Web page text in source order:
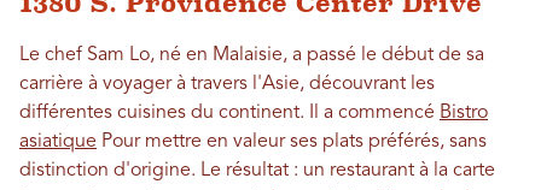
Le chef Sam Lo, né en Malaisie, a passé le début de sa
carrière à voyager à travers l'Asie, découvrant les
différentes cuisines du continent. Il a commencé Bistro
asiatique Pour mettre en valeur ses plats préférés, sans
distinction d'origine. Le résultat : un restaurant à la carte